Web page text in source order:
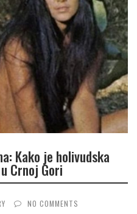
Kako je holivudska
Crnoj Gori
NO COMMENTS